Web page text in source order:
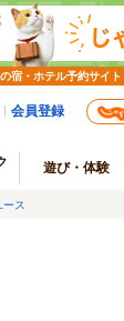
宿・ホテル予約サイト
会員登録
遊び・体験
ス